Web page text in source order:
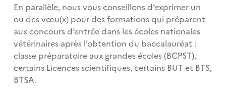
En parallèle, nous vous conseillons d’exprimer un
ou des vœu(x) pour des formations qui préparent
aux concours d’entrée dans les écoles nationales
vétérinaires après l’obtention du baccalauréat :
classe préparatoire aux grandes écoles (BCPST),
certains Licences scientifiques, certains BUT et BTS,
BTSA.